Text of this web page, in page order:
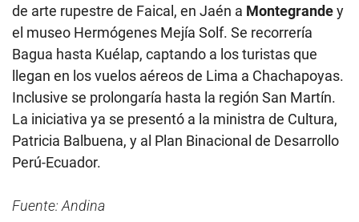
de arte rupestre de Faical, en Jaén a Montegrandey
el museo Hermógenes Mejía Solf. Se recorrería
Bagua hasta Kuélap, captando a los turistas que
llegan en los vuelos aéreos de Lima a Chachapoyas.
Inclusive se prolongaría hasta la región San Martín.
La iniciativa ya se presentó a la ministra de Cultura,
Patricia Balbuena, y al Plan Binacional de Desarrollo
Perú-Ecuador.
Fuente: Andina